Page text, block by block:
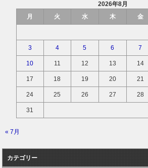
2026年8月
月
火 水 木 金
3 4 5 6 7
10 11 12 13 14
17 18 19 20 21
24 25 26 27 28
31
« 7月
カテゴリー